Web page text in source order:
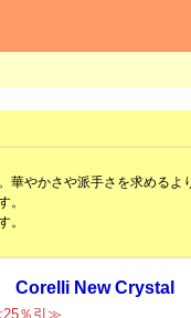
やかさや派手さを求めるよ
。
。
New Crystal
％引≫